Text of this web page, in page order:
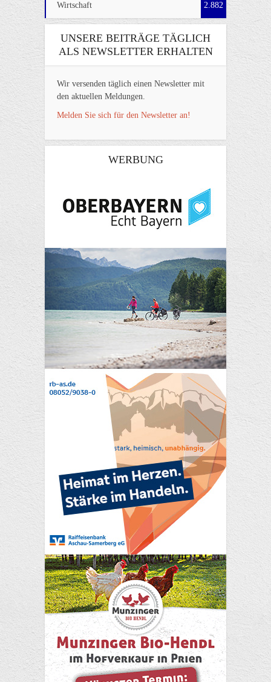
Wirtschaft 2.882
UNSERE BEITRÄGE TÄGLICH
ALS NEWSLETTER ERHALTEN
Wir versenden täglich einen Newsletter mit
den aktuellen Meldungen.
Melden Sie sich für den Newsletter an!
WERBUNG